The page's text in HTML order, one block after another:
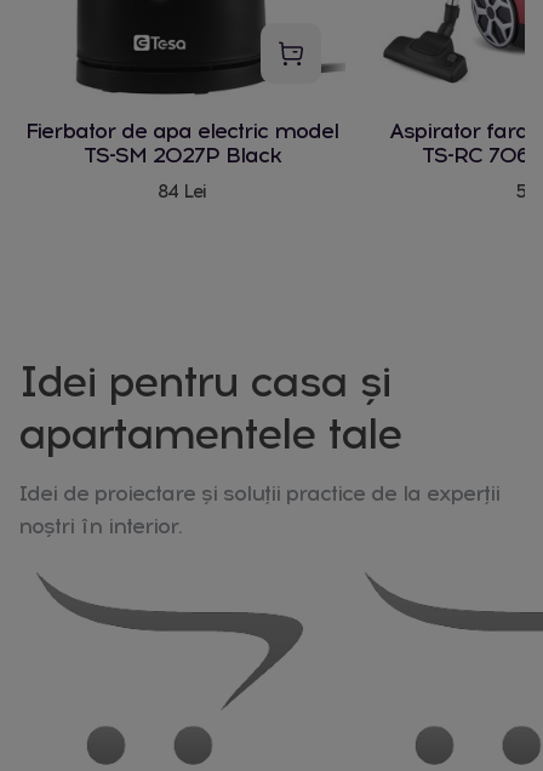
Fierbator de apa electric model
TS-SM 2027P Black
84 Lei
Aspirator fara
TS-RC 706
Idei pentru casa și
apartamentele tale
Idei de proiectare și soluții practice de la experții
noștri în interior.